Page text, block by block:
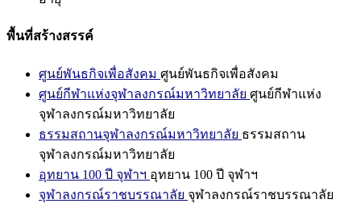
พื้นที่สร้างสรรค์
ศูนย์พันธกิจเพื่อสังคม ศูนย์พันธกิจเพื่อสังคม
ศูนย์กีฬาแห่งจุฬาลงกรณ์มหาวิทยาลัย ศูนย์กีฬาแห่ง
จุฬาลงกรณ์มหาวิทยาลัย
ธรรมสถานจุฬาลงกรณ์มหาวิทยาลัย ธรรมสถาน
จุฬาลงกรณ์มหาวิทยาลัย
อุทยาน 100 ปี จุฬาฯ อุทยาน 100 ปี จุฬาฯ
จุฬาลงกรณ์ราชบรรณาลัย จุฬาลงกรณ์ราชบรรณาลัย